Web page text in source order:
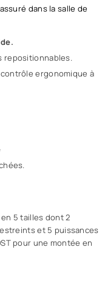
dans la salle de
repositionnables.
ergonomique à
5 tailles dont 2
et 5 puissances
pour une montée en